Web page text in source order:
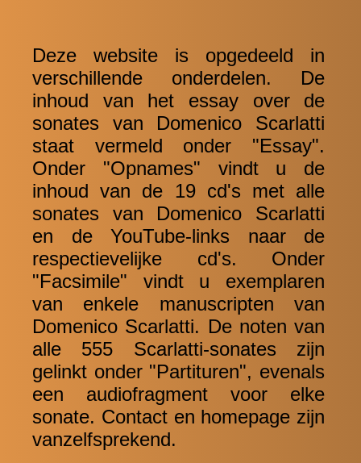
Deze website is opgedeeld in
verschillende onderdelen. De
inhoud van het essay over de
sonates van Domenico Scarlatti
staat vermeld onder "Essay".
Onder "Opnames" vindt u de
inhoud van de 19 cd's met alle
sonates van Domenico Scarlatti
en de YouTube-links naar de
respectievelijke cd's. Onder
"Facsimile" vindt u exemplaren
van enkele manuscripten van
Domenico Scarlatti. De noten van
alle 555 Scarlatti-sonates zijn
gelinkt onder "Partituren", evenals
een audiofragment voor elke
sonate. Contact en homepage zijn
vanzelfsprekend.